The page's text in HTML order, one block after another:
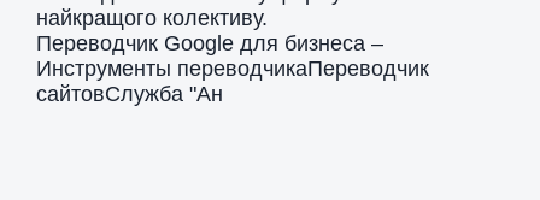
найкращого колективу.
Переводчик Google для бизнеса –
Инструменты переводчикаПереводчик
сайтовСлужба "Ан